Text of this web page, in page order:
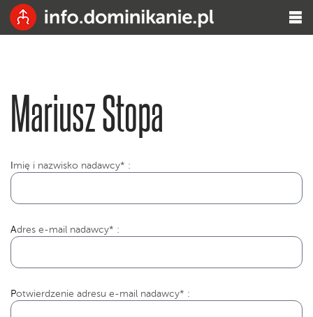
Mariusz Stopa
mię i nazwisko nadawcy* :
Adres e-mail nadawcy* :
Potwierdzenie adresu e-mail nadawcy* :